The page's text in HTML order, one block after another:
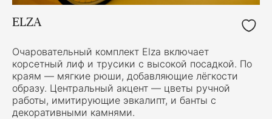
ELZA
Очаровательный комплект Elza включает
корсетный лиф и трусики с высокой посадкой. По
краям — мягкие рюши, добавляющие лёгкости
образу. Центральный акцент — цветы ручной
работы, имитирующие эвкалипт, и банты с
декоративными камнями.